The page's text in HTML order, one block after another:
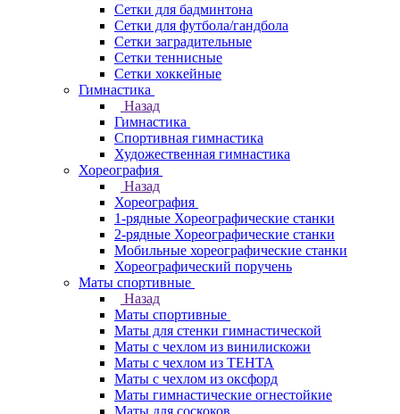
Сетки для бадминтона
Сетки для футбола/гандбола
Сетки заградительные
Сетки теннисные
Сетки хоккейные
Гимнастика
Назад
Гимнастика
Спортивная гимнастика
Художественная гимнастика
Хореография
Назад
Хореография
1-рядные Хореографические станки
2-рядные Хореографические станки
Мобильные хореографические станки
Хореографический поручень
Маты спортивные
Назад
Маты спортивные
Маты для стенки гимнастической
Маты с чехлом из винилискожи
Маты с чехлом из ТЕНТА
Маты с чехлом из оксфорд
Маты гимнастические огнестойкие
Маты для соскоков